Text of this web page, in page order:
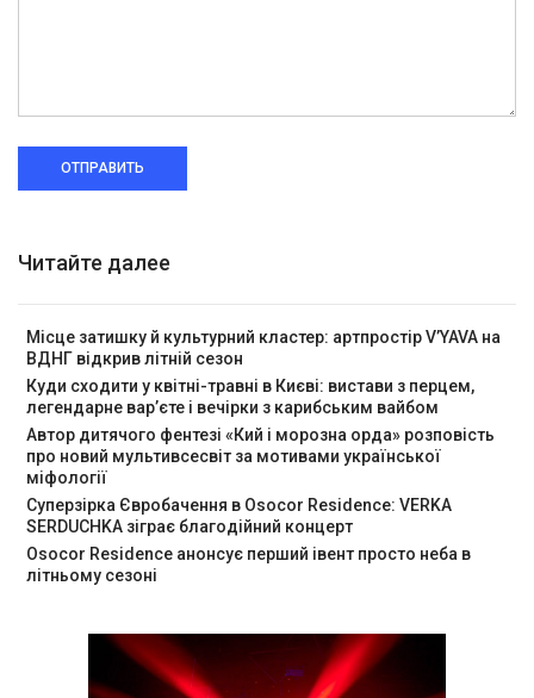
ОТПРАВИТЬ
Читайте далее
Місце затишку й культурний кластер: артпростір V’YAVA на
ВДНГ відкрив літній сезон
Куди сходити у квітні-травні в Києві: вистави з перцем,
легендарне вар’єте і вечірки з карибським вайбом
Автор дитячого фентезі «Кий і морозна орда» розповість
про новий мультивсесвіт за мотивами української
міфології
Суперзірка Євробачення в Osocor Residence: VERKA
SERDUCHKA зіграє благодійний концерт
Osocor Residence анонсує перший івент просто неба в
літньому сезоні